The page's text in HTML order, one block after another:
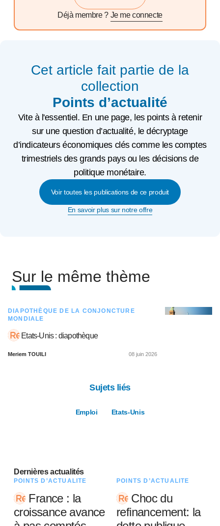
Déjà membre ? Je me connecte
Cet article fait partie de la
collection
Points d’actualité
Vite à l'essentiel. En une page, les points à retenir
sur une question d’actualité, le décryptage
d’indicateurs économiques clés comme les comptes
trimestriels des grands pays ou les décisions de
politique monétaire.
Voir toutes les publications de ce produit
En savoir plus sur notre offre
Sur le même thème
DIAPOTHÈQUE DE LA CONJONCTURE
MONDIALE
Etats-Unis : diapothèque
Meriem TOUILI 08 juin 2026
Sujets liés
Emploi Etats-Unis
Dernières actualités
POINTS D’ACTUALITÉ
France : la
croissance avance
POINTS D’ACTUALITÉ
Choc du
refinancement: la